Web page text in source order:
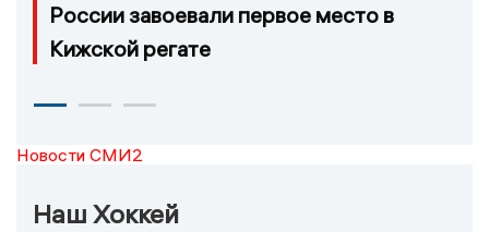
России завоевали первое место в
Кижской регате
Новости СМИ2
Наш Хоккей